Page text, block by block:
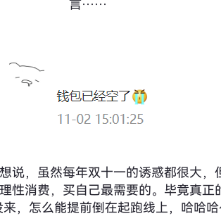
言……
说，虽然每年双十一的诱惑都很大，
性消费，买自己最需要的。 毕竟真正
来，怎么能提前倒在起跑线上，哈哈